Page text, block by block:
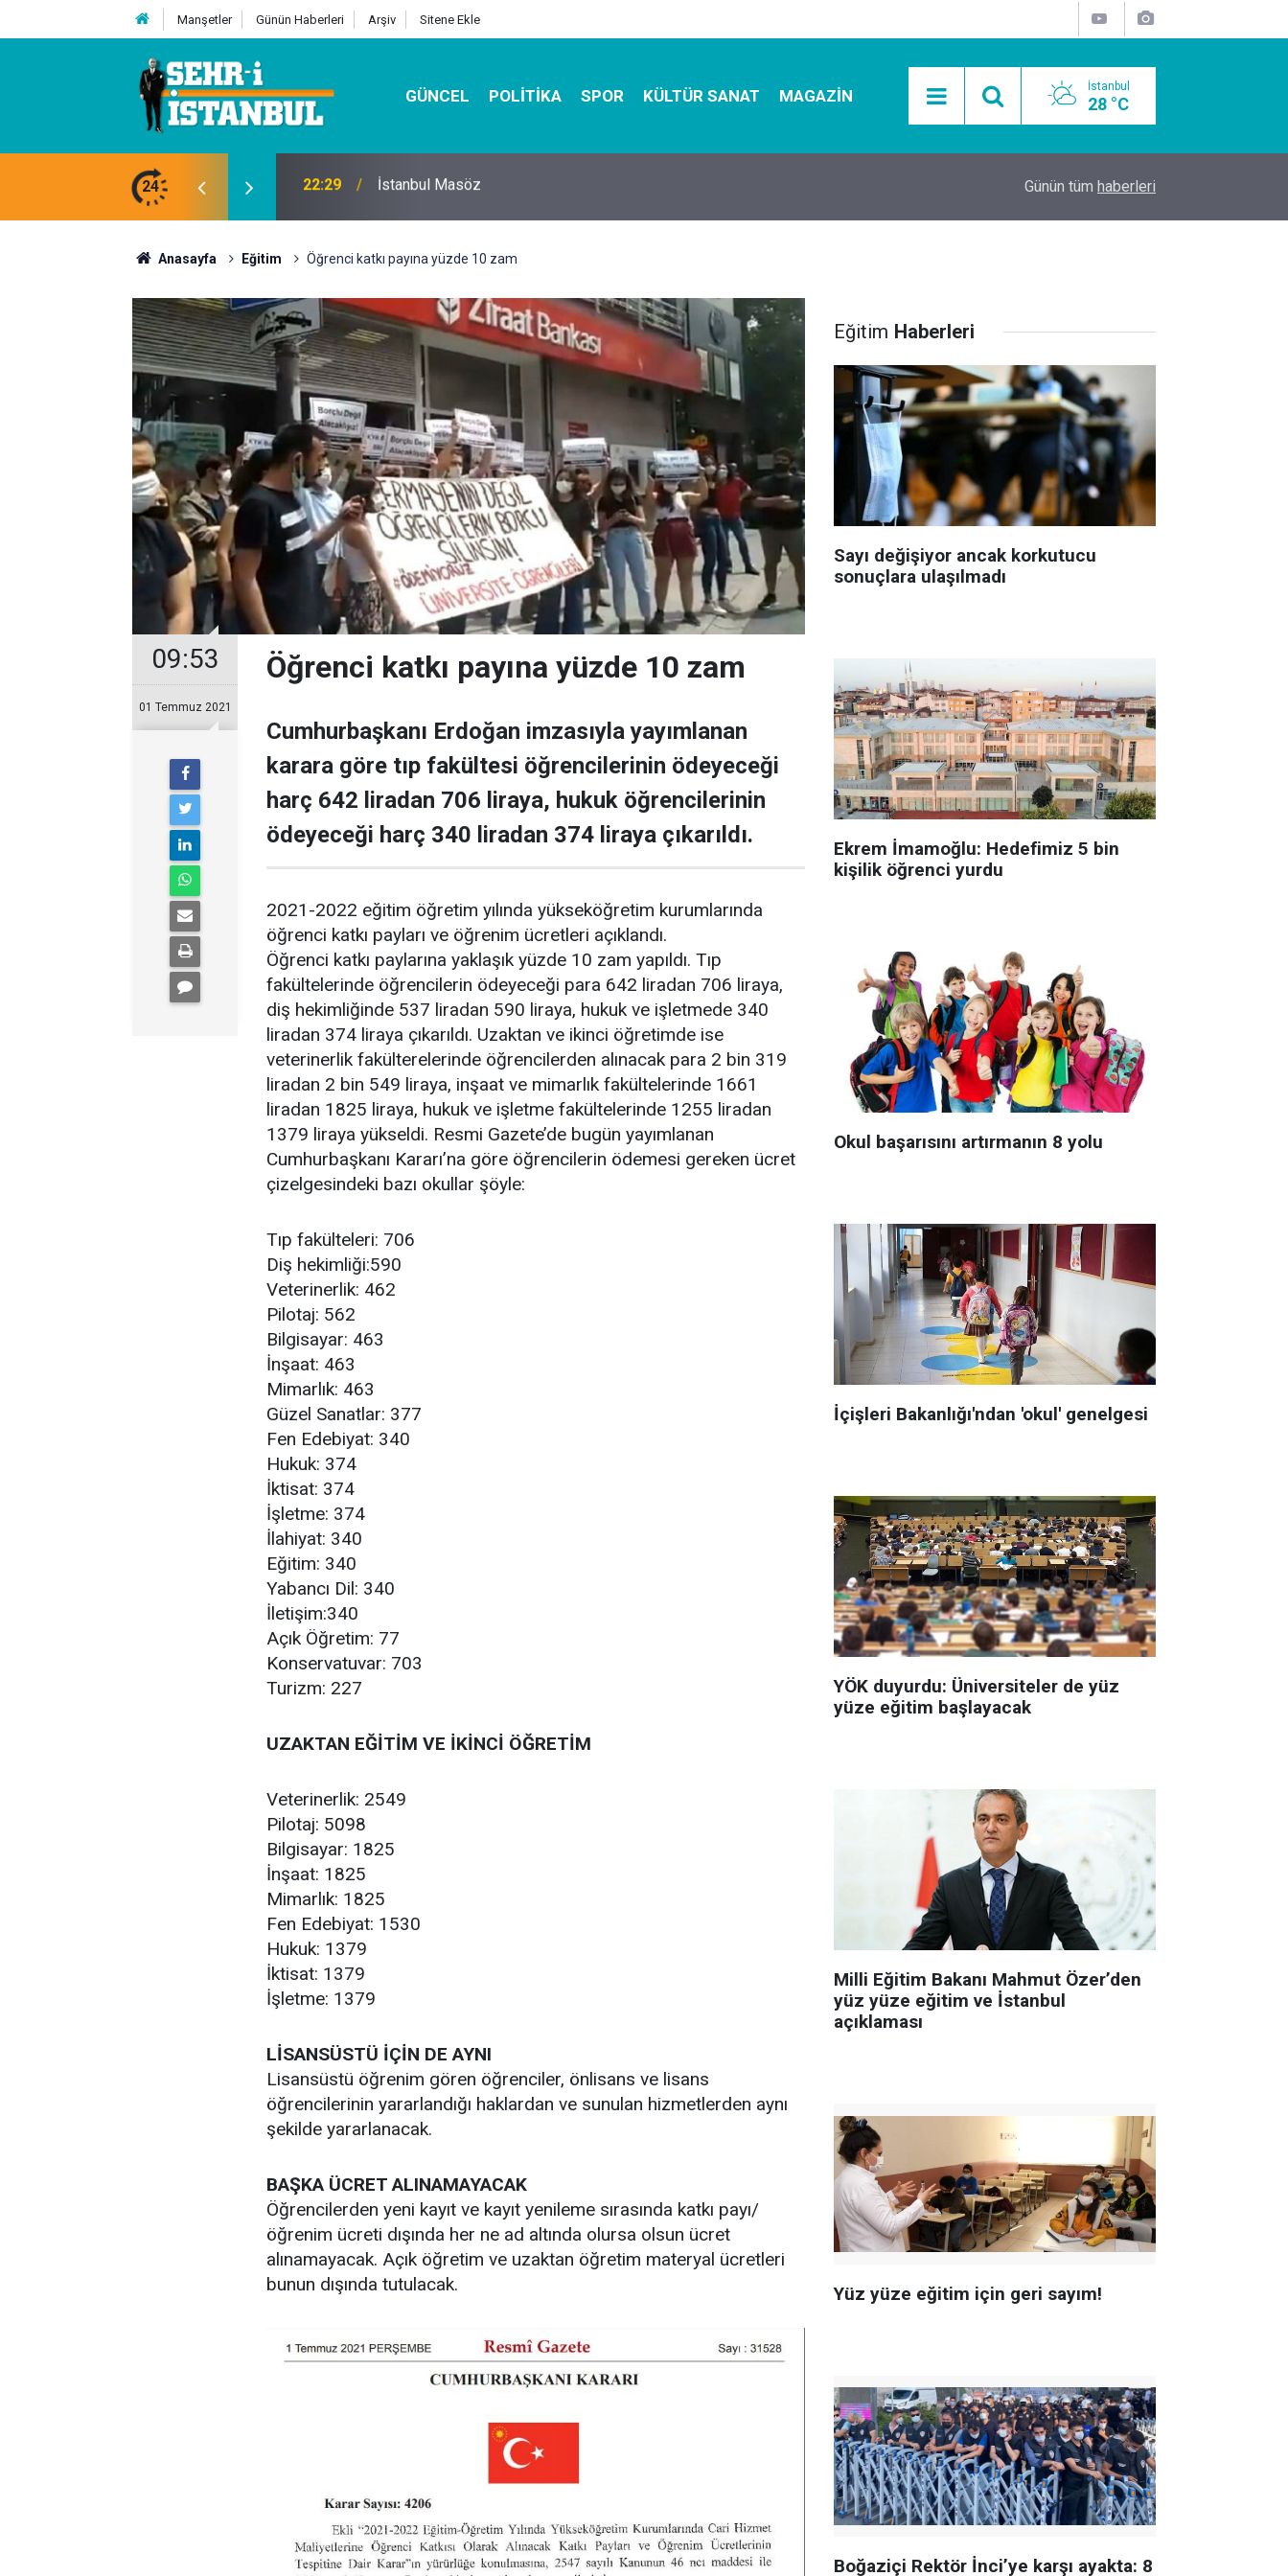
Manşetler Günün Haberleri Arşiv Sitene Ekle
GÜNCEL POLITIKA SPOR KÜLTÜR SANAT MAGAZIN İstanbul
28 °C
24 07:32 Kutu Sihirbazı ile Estetik, Dayanıklı ve Çevre Dostu Ambalaj Mobil Araçlarla Hayır Lokması Dağıtımının
Günün tüm haberleri
Anasayfa Eğitim Öğrenci katkı payına yüzde 10 zam
09:53
01 Temmuz 2021
Öğrenci katkı payına yüzde 10 zam
Cumhurbaşkanı Erdoğan imzasıyla yayımlanan
karara göre tıp fakültesi öğrencilerinin ödeyeceği
harç 642 liradan 706 liraya, hukuk öğrencilerinin
ödeyeceği harç 340 liradan 374 liraya çıkarıldı.
2021-2022 eğitim öğretim yılında yükseköğretim kurumlarında
öğrenci katkı payları ve öğrenim ücretleri açıklandı.
Öğrenci katkı paylarına yaklaşık yüzde 10 zam yapıldı. Tıp
fakültelerinde öğrencilerin ödeyeceği para 642 liradan 706 liraya,
diş hekimliğinde 537 liradan 590 liraya, hukuk ve işletmede 340
liradan 374 liraya çıkarıldı. Uzaktan ve ikinci öğretimde ise
veterinerlik fakülterelerinde öğrencilerden alınacak para 2 bin 319
liradan 2 bin 549 liraya, inşaat ve mimarlık fakültelerinde 1661
liradan 1825 liraya, hukuk ve işletme fakültelerinde 1255 liradan
1379 liraya yükseldi. Resmi Gazete’de bugün yayımlanan
Cumhurbaşkanı Kararı’na göre öğrencilerin ödemesi gereken ücret
çizelgesindeki bazı okullar şöyle:
Tıp fakülteleri: 706
Diş hekimliği:590
Veterinerlik: 462
Pilotaj: 562
Bilgisayar: 463
İnşaat: 463
Mimarlık: 463
Güzel Sanatlar: 377
Fen Edebiyat: 340
Hukuk: 374
İktisat: 374
İşletme: 374
İlahiyat: 340
Eğitim: 340
Yabancı Dil: 340
İletişim:340
Açık Öğretim: 77
Konservatuvar: 703
Turizm: 227
UZAKTAN EĞİTİM VE İKİNCİ ÖĞRETİM
Veterinerlik: 2549
Pilotaj: 5098
Bilgisayar: 1825
İnşaat: 1825
Mimarlık: 1825
Fen Edebiyat: 1530
Hukuk: 1379
İktisat: 1379
İşletme: 1379
LİSANSÜSTÜ İÇİN DE AYNI
Lisansüstü öğrenim gören öğrenciler, önlisans ve lisans
öğrencilerinin yararlandığı haklardan ve sunulan hizmetlerden aynı
şekilde yararlanacak.
BAŞKA ÜCRET ALINAMAYACAK
Öğrencilerden yeni kayıt ve kayıt yenileme sırasında katkı payı/
öğrenim ücreti dışında her ne ad altında olursa olsun ücret
alınamayacak. Açık öğretim ve uzaktan öğretim materyal ücretleri
bunun dışında tutulacak.
Eğitim Haberleri
Sayı değişiyor ancak korkutucu
sonuçlara ulaşılmadı
Ekrem İmamoğlu: Hedefimiz 5 bin
kişilik öğrenci yurdu
Okul başarısını artırmanın 8 yolu
İçişleri Bakanlığı'ndan 'okul' genelgesi
YÖK duyurdu: Üniversiteler de yüz
yüze eğitim başlayacak
Milli Eğitim Bakanı Mahmut Özer’den
yüz yüze eğitim ve İstanbul
açıklaması
Yüz yüze eğitim için geri sayım!
Boğaziçi Rektör İnci’ye karşı ayakta: 8